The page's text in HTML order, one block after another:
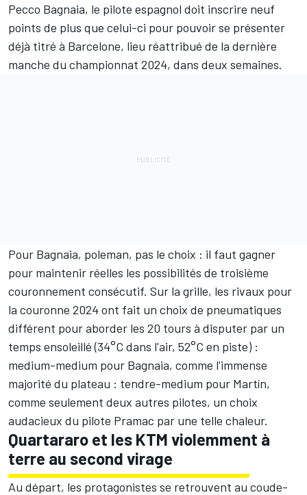
Pecco Bagnaia, le pilote espagnol doit inscrire neuf
points de plus que celui-ci pour pouvoir se présenter
déjà titré à Barcelone, lieu réattribué de la dernière
manche du championnat 2024, dans deux semaines.
Pour Bagnaia, poleman, pas le choix : il faut gagner
pour maintenir réelles les possibilités de troisième
couronnement consécutif. Sur la grille, les rivaux pour
la couronne 2024 ont fait un choix de pneumatiques
différent pour aborder les 20 tours à disputer par un
temps ensoleillé (34°C dans l'air, 52°C en piste) :
medium-medium pour Bagnaia, comme l'immense
majorité du plateau : tendre-medium pour Martín,
comme seulement deux autres pilotes, un choix
audacieux du pilote Pramac par une telle chaleur.
Quartararo et les KTM violemment à
terre au second virage
Au départ, les protagonistes se retrouvent au coude-